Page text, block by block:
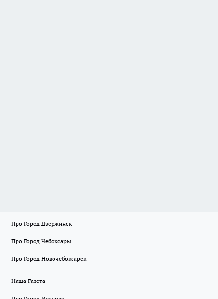
Про Город Дзержинск
Про Город Чебоксары
Про Город Новочебоксарск
Наша Газета